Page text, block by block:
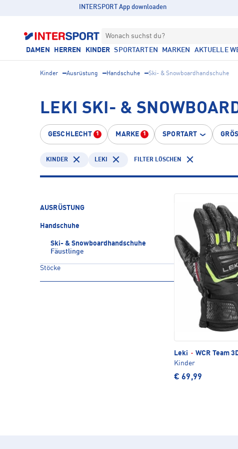
INTERSPORT App downloaden
Wonach suchst du?
DAMEN HERREN KINDER SPORTARTEN MARKEN AKTUELLE
Kinder Ausrüstung Handschuhe Ski- & Snowboardhandschuhe
LEKI SKI- &
GESCHLECHT 1 MARKE 1 SPORTART
KINDER LEKI FILTER LÖSCHEN
AUSRÜSTUNG
Handschuhe
Ski- & Snowboardhandschuhe
Fäustlinge
Stöcke
Leki · WCR Team
Kinder
€ 69,99